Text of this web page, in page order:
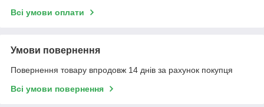
Всі умови оплати
Умови повернення
Повернення товару впродовж 14 днів за рахунок покупця
Всі умови повернення